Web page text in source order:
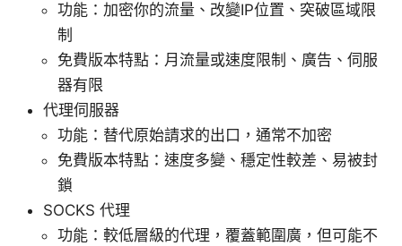
功能：加密你的流量、改變IP位置、突破區域限
制
免費版本特點：月流量或速度限制、廣告、伺服
器有限
代理伺服器
功能：替代原始請求的出口，通常不加密
免費版本特點：速度多變、穩定性較差、易被封
鎖
SOCKS 代理
功能：較低層級的代理，覆蓋範圍廣，但可能不